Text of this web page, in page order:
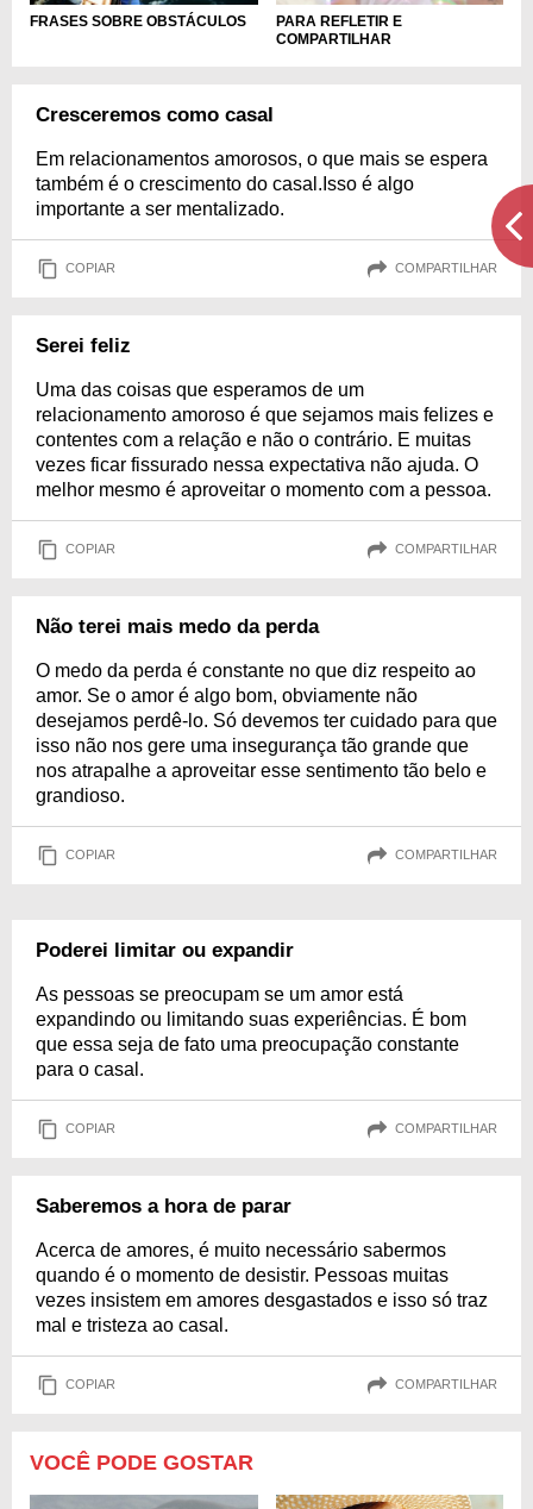
FRASES SOBRE OBSTÁCULOS
PARA REFLETIR E
COMPARTILHAR
Cresceremos como casal
Em relacionamentos amorosos, o que mais se espera
também é o crescimento do casal.Isso é algo
importante a ser mentalizado.
COPIAR COMPARTILHAR
Serei feliz
Uma das coisas que esperamos de um
relacionamento amoroso é que sejamos mais felizes e
contentes com a relação e não o contrário. E muitas
vezes ficar fissurado nessa expectativa não ajuda. O
melhor mesmo é aproveitar o momento com a pessoa.
COPIAR COMPARTILHAR
Não terei mais medo da perda
O medo da perda é constante no que diz respeito ao
amor. Se o amor é algo bom, obviamente não
desejamos perdê-lo. Só devemos ter cuidado para que
isso não nos gere uma insegurança tão grande que
nos atrapalhe a aproveitar esse sentimento tão belo e
grandioso.
COPIAR COMPARTILHAR
Poderei limitar ou expandir
As pessoas se preocupam se um amor está
expandindo ou limitando suas experiências. É bom
que essa seja de fato uma preocupação constante
para o casal.
COPIAR COMPARTILHAR
Saberemos a hora de parar
Acerca de amores, é muito necessário sabermos
quando é o momento de desistir. Pessoas muitas
vezes insistem em amores desgastados e isso só traz
mal e tristeza ao casal.
COPIAR COMPARTILHAR
VOCÊ PODE GOSTAR